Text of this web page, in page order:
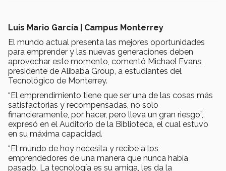
Luis Mario García | Campus Monterrey
El mundo actual presenta las mejores oportunidades
para emprender y las nuevas generaciones deben
aprovechar este momento, comentó Michael Evans,
presidente de Alibaba Group, a estudiantes del
Tecnológico de Monterrey.
“El emprendimiento tiene que ser una de las cosas más
satisfactorias y recompensadas, no solo
financieramente, por hacer, pero lleva un gran riesgo”,
expresó en el Auditorio de la Biblioteca, el cual estuvo
en su máxima capacidad.
“El mundo de hoy necesita y recibe a los
emprendedores de una manera que nunca había
pasado. La tecnología es su amiga, les da la